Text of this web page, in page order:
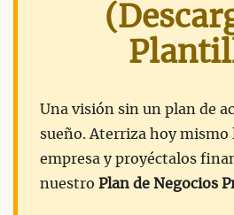
Una visión sin un plan de
sueño. Aterriza hoy mismo
empresa y proyéctalos
nuestro Plan de Negocios